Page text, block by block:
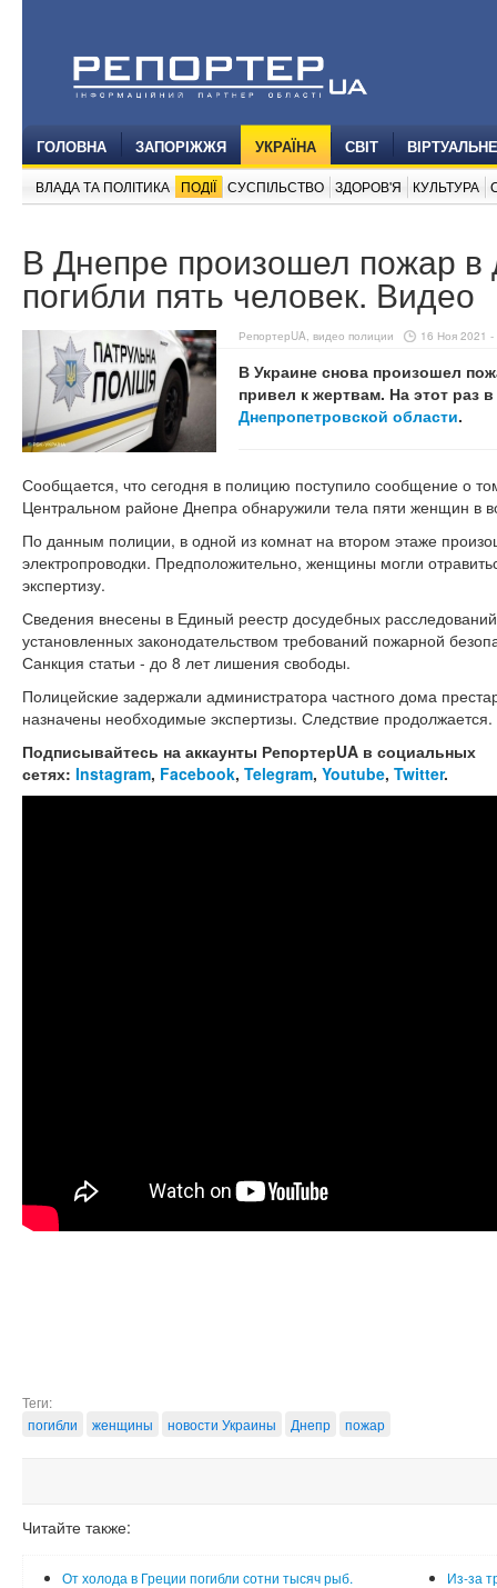
ГОЛОВНА ЗАПОРІЖЖЯ УКРАЇНА СВІТ
ВЛАДА ТА ПОЛІТИКА ПОДІЇ СУСПІЛЬСТВО ЗДОРОВ'Я КУЛЬТУРА
В Днепре произошел пожар в
погибли пять человек. Видео
РепортерUA, видео полиции 16 Ноя 2021
В Украине снова произошел
привел к жертвам. На этот раз
Днепропетровской области.
Сообщается, что сегодня в полицию поступило сообщение о
Центральном районе Днепра обнаружили тела пяти женщин в
По данным полиции, в одной из комнат на втором этаже
электропроводки. Предположительно, женщины могли
экспертизу.
Сведения внесены в Единый реестр досудебных
установленных законодательством требований пожарной
Санкция статьи - до 8 лет лишения свободы.
Полицейские задержали администратора частного дома
назначены необходимые экспертизы. Следствие продолжается.
Подписывайтесь на аккаунты РепортерUA в социальных
сетях: Instagram, Facebook, Telegram, Youtube, Twitter.
Теги:
погибли
женщины новости Украины Днепр пожар
Читайте также:
От холода в Греции погибли сотни тысяч рыб.
Из-за